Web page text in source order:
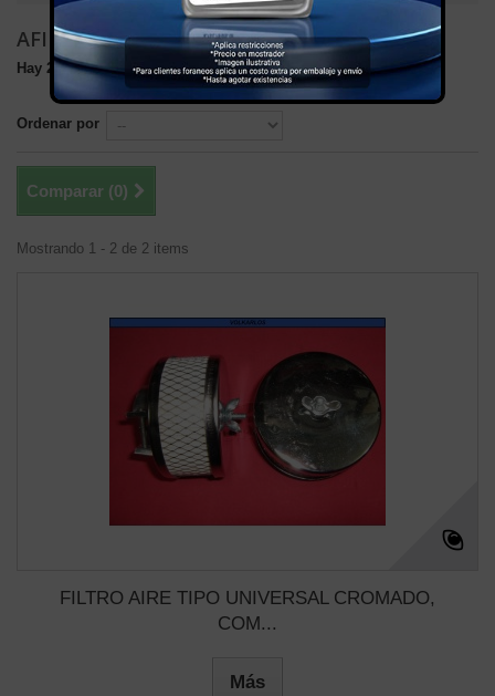
AFINACION
Hay 2 productos.
Ordenar por
Comparar (0)
Mostrando 1 - 2 de 2 items
FILTRO AIRE TIPO UNIVERSAL CROMADO,
COM...
Más